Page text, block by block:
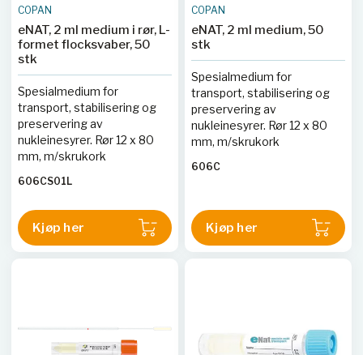
COPAN
eNAT, 2 ml medium i rør, L-
formet flocksvaber, 50
stk
Spesialmedium for
transport, stabilisering og
preservering av
nukleinesyrer. Rør 12 x 80
mm, m/skrukork
606CS01L
Kjøp her
COPAN
eNAT, 2 ml medium, 50
stk
Spesialmedium for
transport, stabilisering og
preservering av
nukleinesyrer. Rør 12 x 80
mm, m/skrukork
606C
Kjøp her